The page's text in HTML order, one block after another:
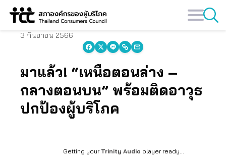
Skip
content
3 กันยายน 2566
มาแล้ว! “เหนือตอนล่าง –
กลางตอนบน” พร้อมติดอาวุธ
ปกป้องผู้บริโภค
Getting your Trinity Audio player ready...